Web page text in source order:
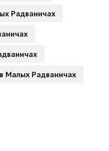
Радваничах
Малых Радваничах